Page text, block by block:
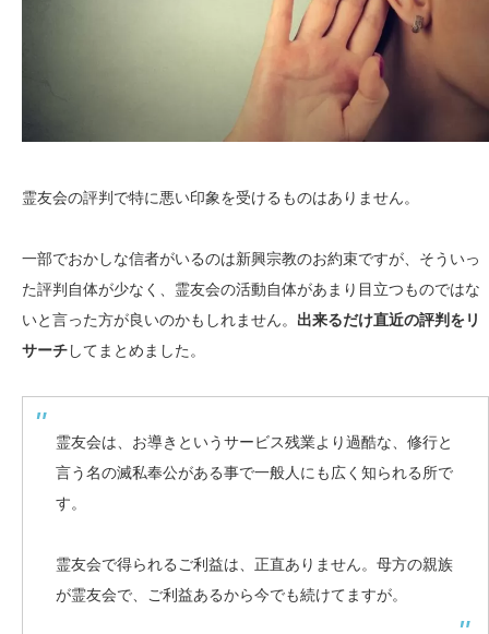
霊友会の評判で特に悪い印象を受けるものはありません。
一部でおかしな信者がいるのは新興宗教のお約束ですが、そういっ
た評判自体が少なく、霊友会の活動自体があまり目立つものではな
いと言った方が良いのかもしれません。 出来るだけ直近の評判をリ
サーチしてまとめました。
霊友会は、お導きというサービス残業より過酷な、修行と
言う名の滅私奉公がある事で一般人にも広く知られる所で
す。
霊友会で得られるご利益は、正直ありません。母方の親族
が霊友会で、ご利益あるから今でも続けてますが。